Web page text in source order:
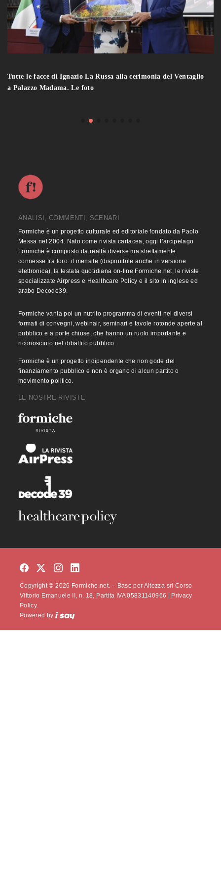
Tutte le facce di Ignazio La Russa alla cerimonia del Ventaglio
a Palazzo Madama. Le foto
ANALISI, COMMENTI, SCENARI
Formiche è un progetto culturale ed editoriale fondato da Paolo
Messa nel 2004. Nato come rivista cartacea, oggi l’arcipelago
Formiche è composto da realtà diverse ma strettamente
connesse fra loro: il mensile (disponibile anche in versione
elettronica), la testata quotidiana on-line Formiche.net, le riviste
specializzate Airpress e Healthcare Policy e il sito in inglese ed
arabo Decode39.
Formiche vanta poi un nutrito programma di eventi nei diversi
formati di convegni, webinair, seminari e tavole rotonde aperte al
pubblico e a porte chiuse, che hanno un ruolo importante e
riconosciuto nel dibattito pubblico.
Formiche è un progetto indipendente che non gode del
finanziamento pubblico e non è organo di alcun partito o
movimento politico.
LE NOSTRE RIVISTE
Copyright © 2026 Formiche.net. – Base per Altezza srl Corso
Vittorio Emanuele II, n. 18, Partita IVA 05831140966 |
Privacy
Policy.
Powered by